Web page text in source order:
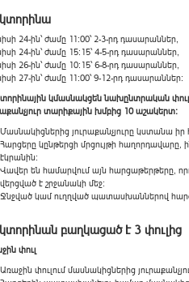
24-ին՝ ժամը 11:00՝ 2-3-րդ դասարաններ,
24-ին՝ ժամը 15:15՝ 4-5-րդ դասարաններ,
26-ին՝ ժամը 10:15՝ 6-8-րդ դասարաններ,
27-ին՝ ժամը 11:00՝ 9-12-րդ դասարաններ:
կմասնակցեն նախընտրական
տարիքային խմբից 10 աշակերտ:
Մասնակիցներից յուրաքանչյուրը կստանա
Հարցերը կընթերցի մրցույթի հաղորդավարը,
էկրանին:
Վավեր են համարվում այն հարցաթերթերը,
վերցված է շրջանակի մեջ:
Ջնջված կամ ուղղված պատասխաններով
բաղկացած է 3 փուլից
փուլ
Առաջին փուլում մասնակիցներից